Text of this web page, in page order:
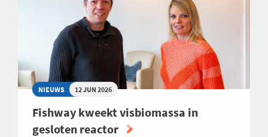
NIEUWS 12 JUN 2026
Fishway kweekt visbiomassa in
gesloten reactor